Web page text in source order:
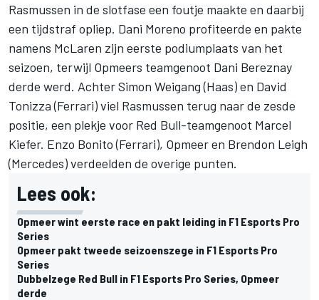
Rasmussen in de slotfase een foutje maakte en daarbij
een tijdstraf opliep. Dani Moreno profiteerde en pakte
namens McLaren zijn eerste podiumplaats van het
seizoen, terwijl Opmeers teamgenoot Dani Bereznay
derde werd. Achter Simon Weigang (Haas) en David
Tonizza (Ferrari) viel Rasmussen terug naar de zesde
positie, een plekje voor Red Bull-teamgenoot Marcel
Kiefer. Enzo Bonito (Ferrari), Opmeer en Brendon Leigh
(Mercedes) verdeelden de overige punten.
Lees ook:
Opmeer wint eerste race en pakt leiding in F1 Esports Pro
Series
Opmeer pakt tweede seizoenszege in F1 Esports Pro
Series
Dubbelzege Red Bull in F1 Esports Pro Series, Opmeer
derde